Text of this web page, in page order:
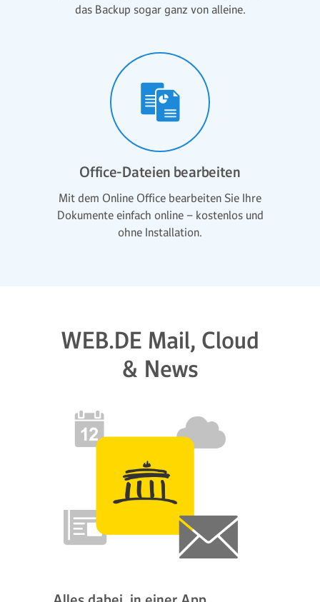
das Backup sogar ganz von alleine.
Office-Dateien bearbeiten
Mit dem Online Office bearbeiten Sie Ihre
Dokumente einfach online – kostenlos und
ohne Installation.
WEB.DE Mail, Cloud
& News